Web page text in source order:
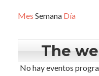
Mes Semana Día
The
No hay eventos